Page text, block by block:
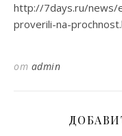
http://7days.ru/news/
proverili-na-
от admin